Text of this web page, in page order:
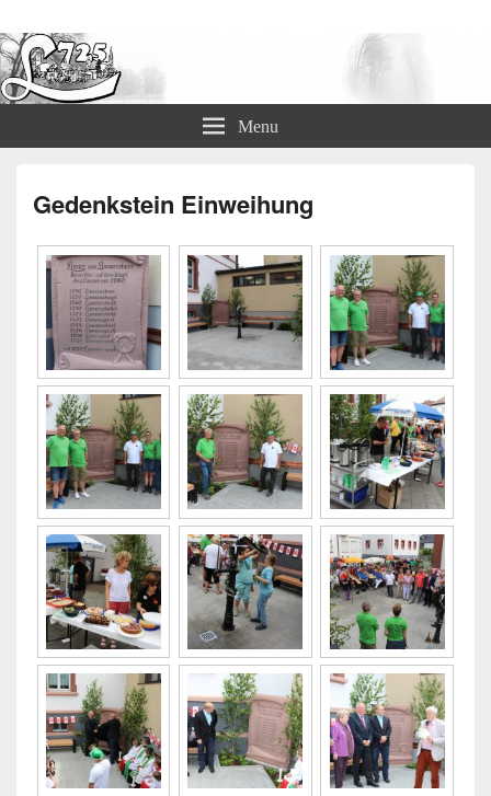
Lämmerspieler Ortsvereine
Menu
Gedenkstein Einweihung